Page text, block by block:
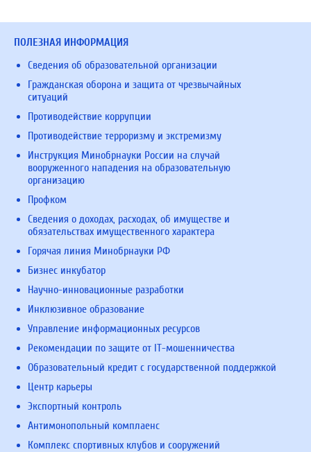
ПОЛЕЗНАЯ ИНФОРМАЦИЯ
Сведения об образовательной организации
Гражданская оборона и защита от чрезвычайных
ситуаций
Противодействие коррупции
Противодействие терроризму и экстремизму
Инструкция Минобрнауки России на случай
вооруженного нападения на образовательную
организацию
Профком
Сведения о доходах, расходах, об имуществе и
обязательствах имущественного характера
Горячая линия Минобрнауки РФ
Бизнес инкубатор
Научно-инновационные разработки
Инклюзивное образование
Управление информационных ресурсов
Рекомендации по защите от IT-мошенничества
Образовательный кредит с государственной поддержкой
Центр карьеры
Экспортный контроль
Антимонопольный комплаенс
Комплекс спортивных клубов и сооружений